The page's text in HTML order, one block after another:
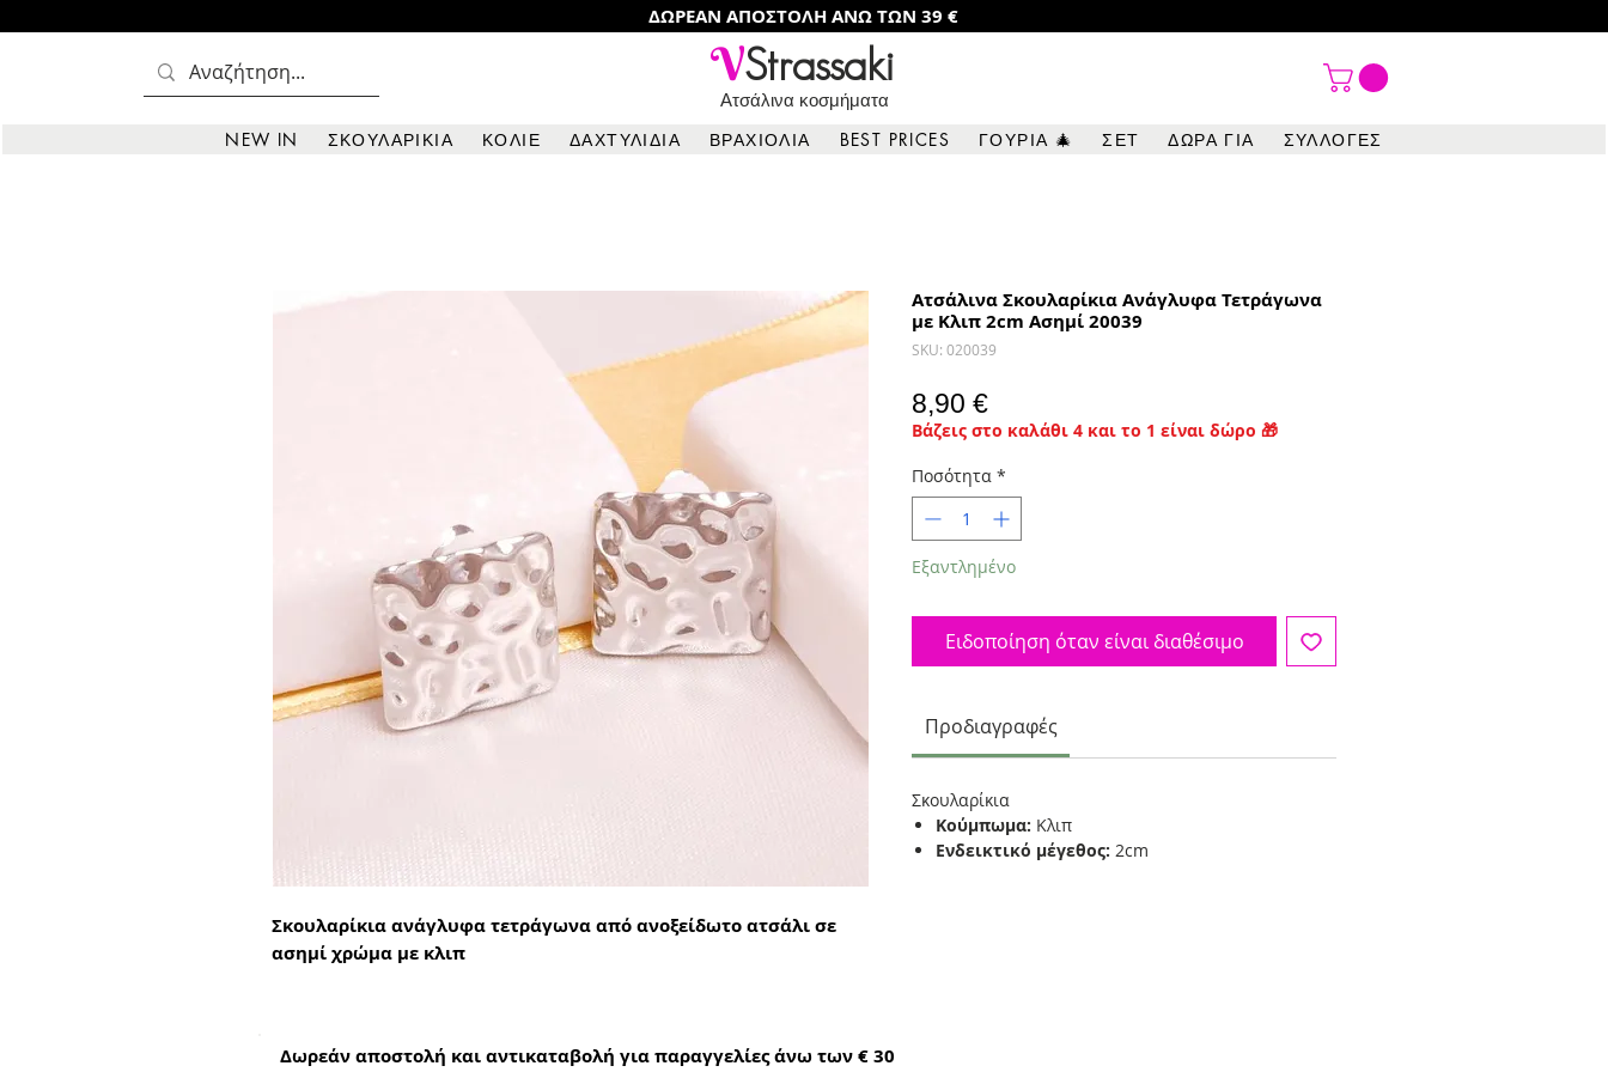
ΔΩΡΕΑΝ ΑΠΟΣΤΟΛΗ ΑΝΩ ΤΩΝ 39 €
VStrassaki
Ατσάλινα κοσμήματα
NEW IN ΣΚΟΥΛΑΡΙΚΙΑ ΚΟΛΙΕ ΔΑΧΤΥΛΙΔΙΑ ΒΡΑΧΙΟΛΙΑ BEST PRICES ΓΟΥΡΙΑ 🎄 ΣΕΤ ΔΩΡΑ ΓΙΑ ΣΥΛΛΟΓΕΣ
Σκουλαρίκια ανάγλυφα τετράγωνα από ανοξείδωτο ατσάλι σε
ασημί χρώμα με κλιπ
Ατσάλινα Σκουλαρίκια Ανάγλυφα Τετράγωνα
με Κλιπ 2cm Ασημί 20039
SKU: 020039
8,90 €Τιμή
Βάζεις στο καλάθι 4 και το 1 είναι δώρο 🎁
Ποσότητα *
Εξαντλημένο
Ειδοποίηση όταν είναι διαθέσιμο
Προδιαγραφές
Σκουλαρίκια
Κούμπωμα: Κλιπ
Ενδεικτικό μέγεθος: 2cm
Δωρεάν αποστολή και αντικαταβολή για παραγγελίες άνω των € 30